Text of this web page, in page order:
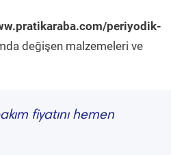
periyodik-
değişen malzemeleri ve
fiyatını hemen